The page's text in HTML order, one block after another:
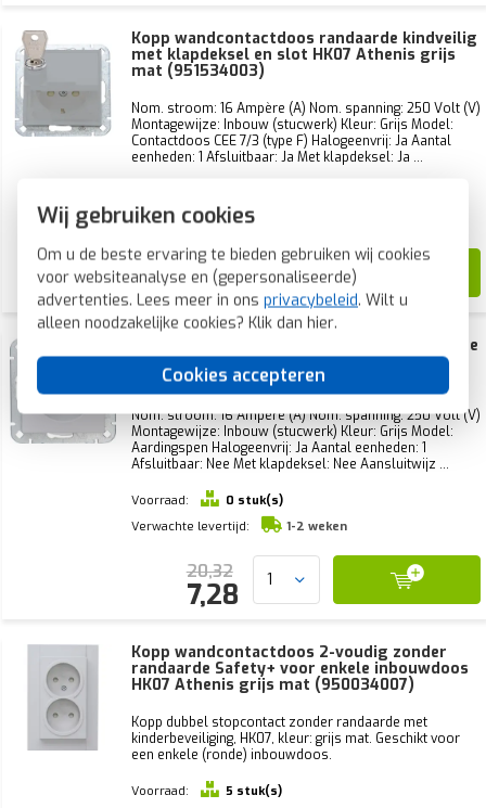
Wij gebruiken cookies
Om u de beste ervaring te bieden gebruiken wij cookies
voor websiteanalyse en (gepersonaliseerde)
advertenties. Lees meer in ons privacybeleid. Wilt u
alleen noodzakelijke cookies? Klik dan hier.
Cookies accepteren
Kopp wandcontactdoos randaarde kindveilig
met klapdeksel en slot HK07 Athenis grijs
mat (951534003)
Nom. stroom: 16 Ampère (A) Nom. spanning: 250 Volt (V)
Montagewijze: Inbouw (stucwerk) Kleur: Grijs Model:
Contactdoos CEE 7/3 (type F) Halogeenvrij: Ja Aantal
eenheden: 1 Afsluitbaar: Ja Met klapdeksel: Ja ...
Verwachte levertijd:
114,76
41,12
Kopp wandcontactdoos penaarde verhoogde
aanraakbeveiliging HK07 Athenis grijs mat
(940434002)
Nom. stroom: 16 Ampère (A) Nom. spanning: 250 Volt (V)
Montagewijze: Inbouw (stucwerk) Kleur: Grijs Model:
Aardingspen Halogeenvrij: Ja Aantal eenheden: 1
Afsluitbaar: Nee Met klapdeksel: Nee Aansluitwijz ...
Voorraad:
0 stuk(s)
Verwachte levertijd:
1-2 weken
20,32
7,28
Kopp wandcontactdoos 2-voudig zonder
randaarde Safety+ voor enkele inbouwdoos
HK07 Athenis grijs mat (950034007)
Kopp dubbel stopcontact zonder randaarde met
kinderbeveiliging, HK07, kleur: grijs mat. Geschikt voor
een enkele (ronde) inbouwdoos.
Voorraad:
5 stuk(s)